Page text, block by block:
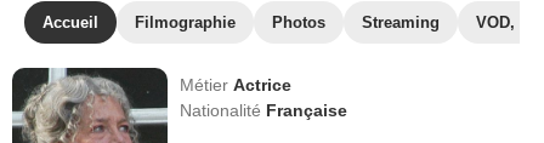
Accueil Filmographie Photos Streaming VOD,
MétierActrice
Nationalité Française